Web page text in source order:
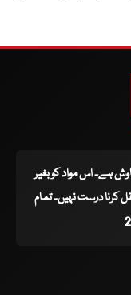
کاوش ہے۔ اس مواد کو بغیر
درست نہیں۔ تمام